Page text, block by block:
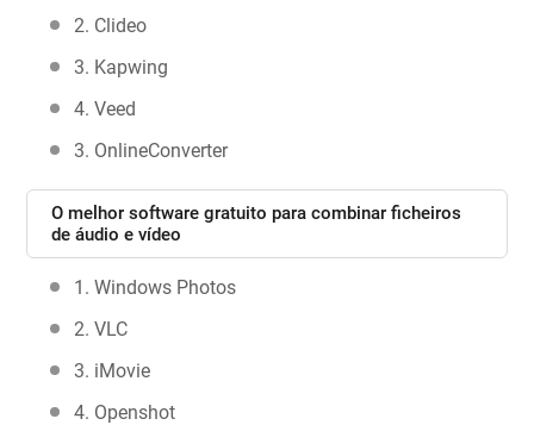
2. Clideo
3. Kapwing
4. Veed
3. OnlineConverter
O melhor software gratuito para combinar ficheiros
de áudio e vídeo
1. Windows Photos
2. VLC
3. iMovie
4. Openshot